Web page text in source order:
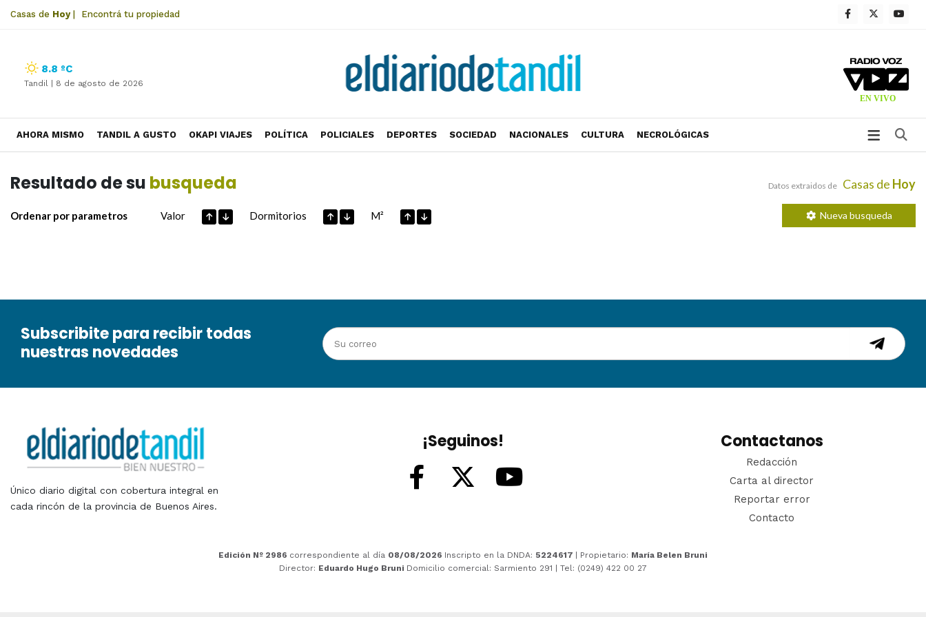
Casas de Hoy| Encontrá tu propiedad
8.8 ºC
Tandil | 8 de agosto de 2026
AHORA MISMO TANDIL A GUSTO OKAPI VIAJES POLÍTICA POLICIALES DEPORTES SOCIEDAD NACIONALES CULTURA NECROLÓGICAS
Resultado de su busqueda Datos extraidos de Casas de Hoy
Ordenar por parametros Valor Dormitorios M² Nueva busqueda
Subscribite para recibir todas
nuestras novedades
Único diario digital con cobertura integral en
cada rincón de la provincia de Buenos Aires.
¡Seguinos! Contactanos
Redacción
Carta al director
Reportar error
Contacto
Edición Nº 2986 correspondiente al día 08/08/2026 Inscripto en la DNDA: 5224617 | Propietario: María Belen Bruni
Director: Eduardo Hugo Bruni Domicilio comercial: Sarmiento 291 | Tel: (0249) 422 00 27